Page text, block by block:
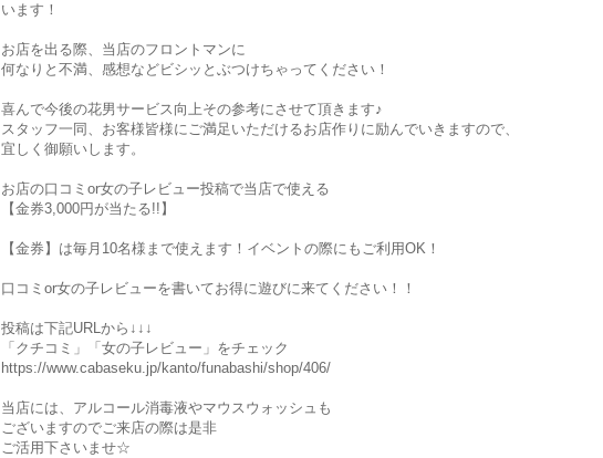
います！
お店を出る際、当店のフロントマンに
何なりと不満、感想などビシッとぶつけちゃってください！
喜んで今後の花男サービス向上その参考にさせて頂きます♪
スタッフ一同、お客様皆様にご満足いただけるお店作りに励んでいきますので、
宜しく御願いします。
お店の口コミor女の子レビュー投稿で当店で使える
【金券3,000円が当たる!!】
【金券】は毎月10名様まで使えます！イベントの際にもご利用OK！
口コミor女の子レビューを書いてお得に遊びに来てください！！
投稿は下記URLから↓↓↓
「クチコミ」「女の子レビュー」をチェック
https://www.cabaseku.jp/kanto/funabashi/shop/406/
当店には、アルコール消毒液やマウスウォッシュも
ございますのでご来店の際は是非
ご活用下さいませ☆